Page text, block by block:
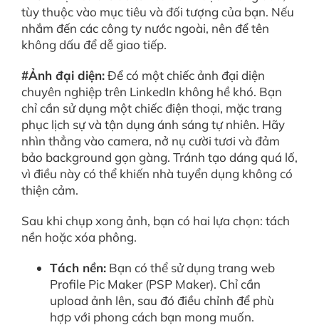
tùy thuộc vào mục tiêu và đối tượng của bạn. Nếu
nhắm đến các công ty nước ngoài, nên để tên
không dấu để dễ giao tiếp.
#Ảnh đại diện:Để có một chiếc ảnh đại diện
chuyên nghiệp trên LinkedIn không hề khó. Bạn
chỉ cần sử dụng một chiếc điện thoại, mặc trang
phục lịch sự và tận dụng ánh sáng tự nhiên. Hãy
nhìn thẳng vào camera, nở nụ cười tươi và đảm
bảo background gọn gàng. Tránh tạo dáng quá lố,
vì điều này có thể khiến nhà tuyển dụng không có
thiện cảm.
Sau khi chụp xong ảnh, bạn có hai lựa chọn: tách
nền hoặc xóa phông.
Tách nền:Bạn có thể sử dụng trang web
Profile Pic Maker (PSP Maker). Chỉ cần
upload ảnh lên, sau đó điều chỉnh để phù
hợp với phong cách bạn mong muốn.